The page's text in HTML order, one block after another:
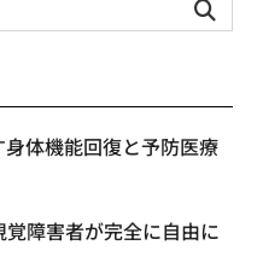
身体機能回復と予防医療
覚障害者が完全に自由に